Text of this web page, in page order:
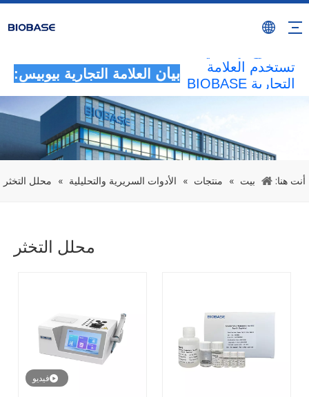
بيان العلامة التجارية بيوبيس:
الأنشطة غير
تستخدم العلامة
التجارية BIOBASE
بمثابة انتهاك غير
بالتحقيق في
المسؤولية
القانونية.
أنت هنا: بيت » منتجات » الأدوات السريرية والتحليلية » محلل التخثر
محلل التخثر
فيديو